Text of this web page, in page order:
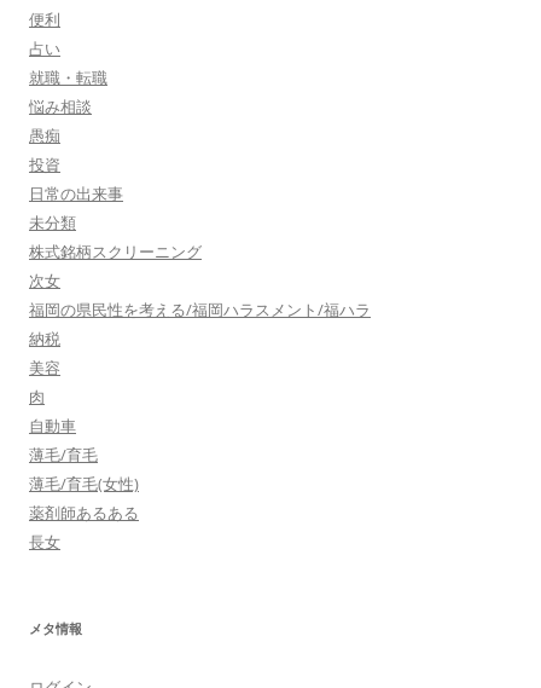
便利
占い
就職・転職
悩み相談
愚痴
投資
日常の出来事
未分類
株式銘柄スクリーニング
次女
福岡の県民性を考える/福岡ハラスメント/福ハラ
納税
美容
肉
自動車
薄毛/育毛
薄毛/育毛(女性)
薬剤師あるある
長女
メタ情報